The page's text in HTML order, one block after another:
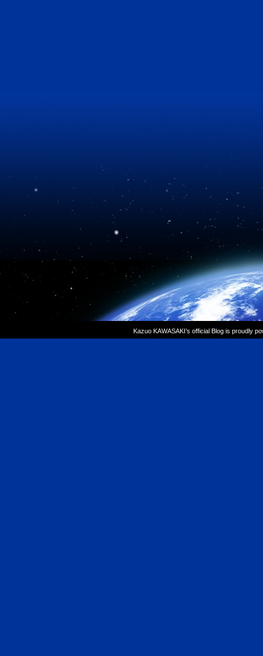
Kazuo KAWASAKI’s official Blog is proudly